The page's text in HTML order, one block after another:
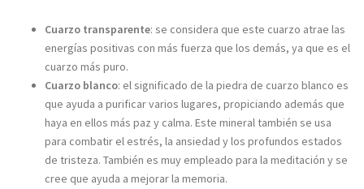
Cuarzo transparente: se considera que este cuarzo atrae las
energías positivas con más fuerza que los demás, ya que es el
cuarzo más puro.
Cuarzo blanco: el significado de la piedra de cuarzo blanco es
que ayuda a purificar varios lugares, propiciando además que
haya en ellos más paz y calma. Este mineral también se usa
para combatir el estrés, la ansiedad y los profundos estados
de tristeza. También es muy empleado para la meditación y se
cree que ayuda a mejorar la memoria.